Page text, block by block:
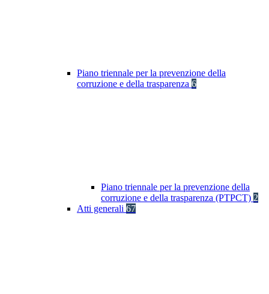
Piano triennale per la prevenzione della
corruzione e della trasparenza 6
Piano triennale per la prevenzione della
corruzione e della trasparenza (PTPCT) 2
Atti generali 67